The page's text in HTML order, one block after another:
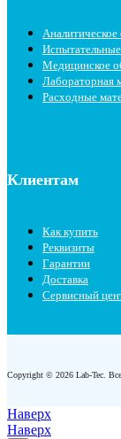
Медицинское
Лабораторная
Расходные
Клиентам
Как купить
Реквизиты
Гарантии
Доставка
Сервисный
Copyright © 2026 Lab-Tec.
Наверх
Наверх